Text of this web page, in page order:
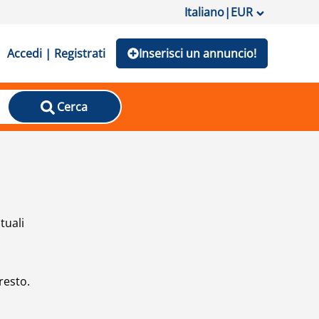
Italiano|EUR
Accedi | Registrati Inserisci un annuncio!
Cerca